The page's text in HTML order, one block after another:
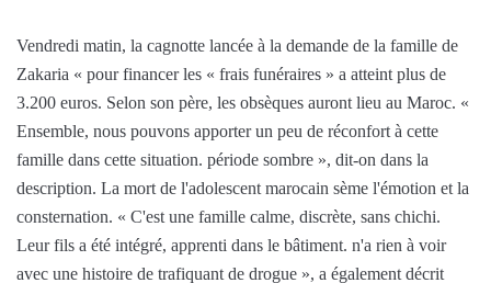
Vendredi matin, la cagnotte lancée à la demande de la famille de
Zakaria « pour financer les « frais funéraires » a atteint plus de
3.200 euros. Selon son père, les obsèques auront lieu au Maroc. «
Ensemble, nous pouvons apporter un peu de réconfort à cette
famille dans cette situation. période sombre », dit-on dans la
description. La mort de l'adolescent marocain sème l'émotion et la
consternation. « C'est une famille calme, discrète, sans chichi.
Leur fils a été intégré, apprenti dans le bâtiment. n'a rien à voir
avec une histoire de trafiquant de drogue », a également décrit